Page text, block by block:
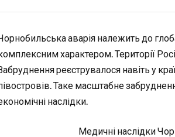
аварія належить до
характером. Території
реєструвалося навіть у
Таке масштабне
наслідки.
Медичні наслідки